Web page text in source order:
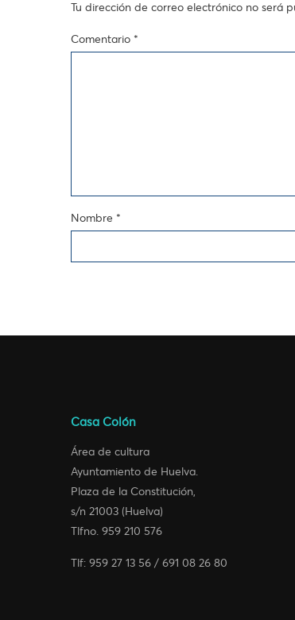
Tu dirección de correo electrónico no será
Comentario *
Nombre *
Casa Colón
Área de cultura
Ayuntamiento de Huelva.
Plaza de la Constitución,
s/n 21003 (Huelva)
Tlfno. 959 210 576
Tlf: 959 27 13 56 / 691 08 26 80